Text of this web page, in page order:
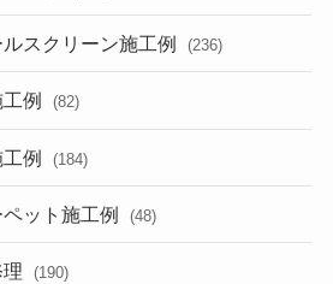
スクリーン施工例 (236)
例 (82)
例 (184)
ット施工例 (48)
(190)